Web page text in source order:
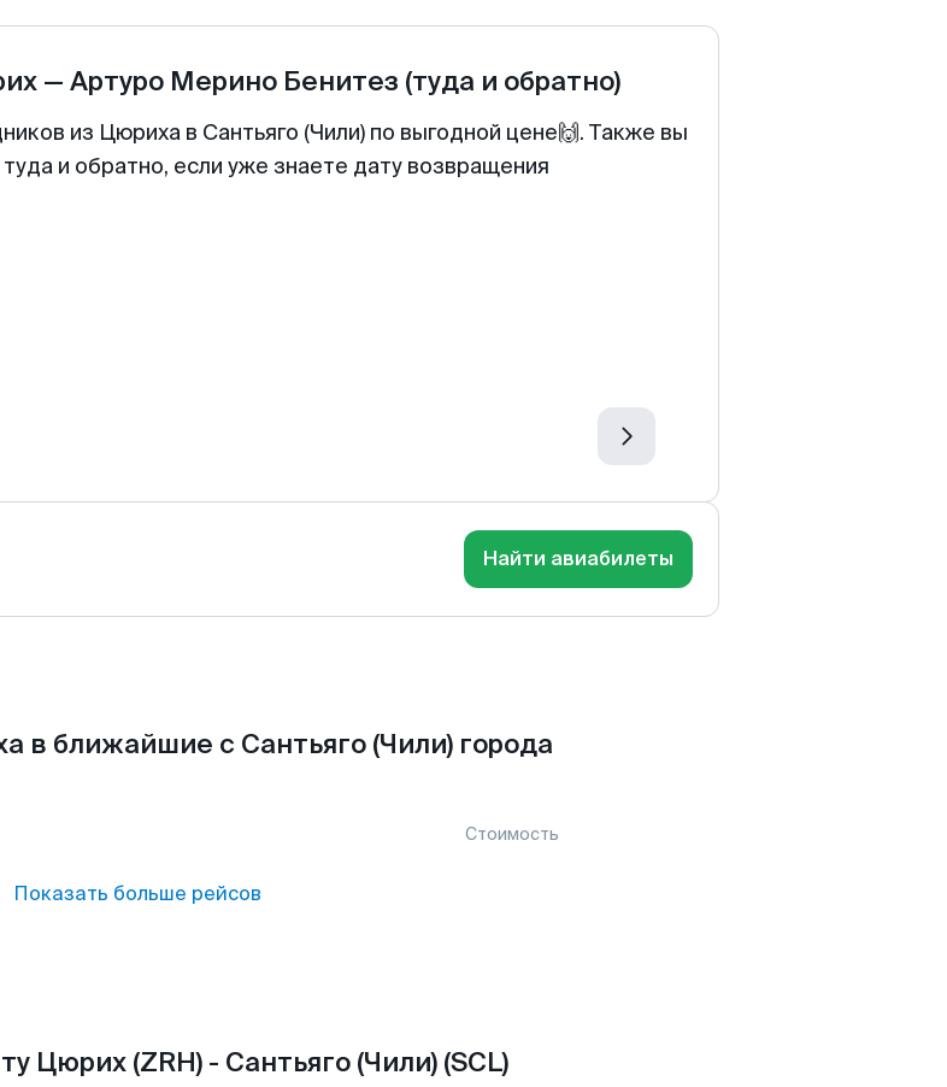
— Артуро Мерино Бенитез (туда и обратно)
из Цюриха в Сантьяго (Чили) по выгодной цене🙌. Также вы
и обратно, если уже знаете дату возвращения
Найти авиабилеты
в ближайшие с Сантьяго (Чили) города
Стоимость
Показать больше рейсов
Цюрих (ZRH) - Сантьяго (Чили) (SCL)